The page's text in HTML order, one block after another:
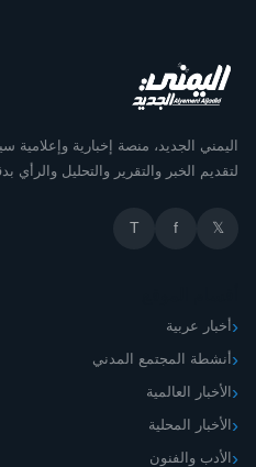
اليمني الجديد، منصة إخبارية وإعلامية
لتقديم الخبر والتقرير والتحليل والرأي
𝕏
f
T
أخبار عربية
أنشطة المجتمع المدني
الأخبار العالمية
الأخبار المحلية
الأدب والفنون